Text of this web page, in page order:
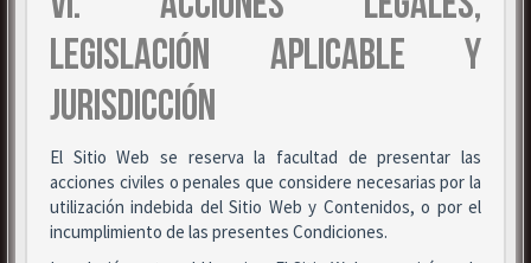
LEGISLACIÓN APLICABLE Y
JURISDICCIÓN
El Sitio Web se reserva la facultad de presentar las
acciones civiles o penales que considere necesarias por la
utilización indebida del Sitio Web y Contenidos, o por el
incumplimiento de las presentes Condiciones.